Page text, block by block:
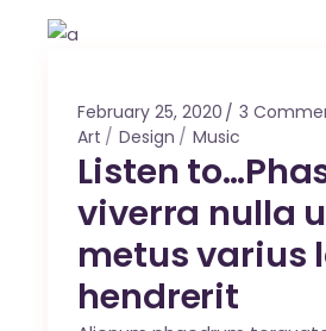
February 25, 2020 3
Art
Design Music
Listen
viverra nulla
metus varius
hendrerit